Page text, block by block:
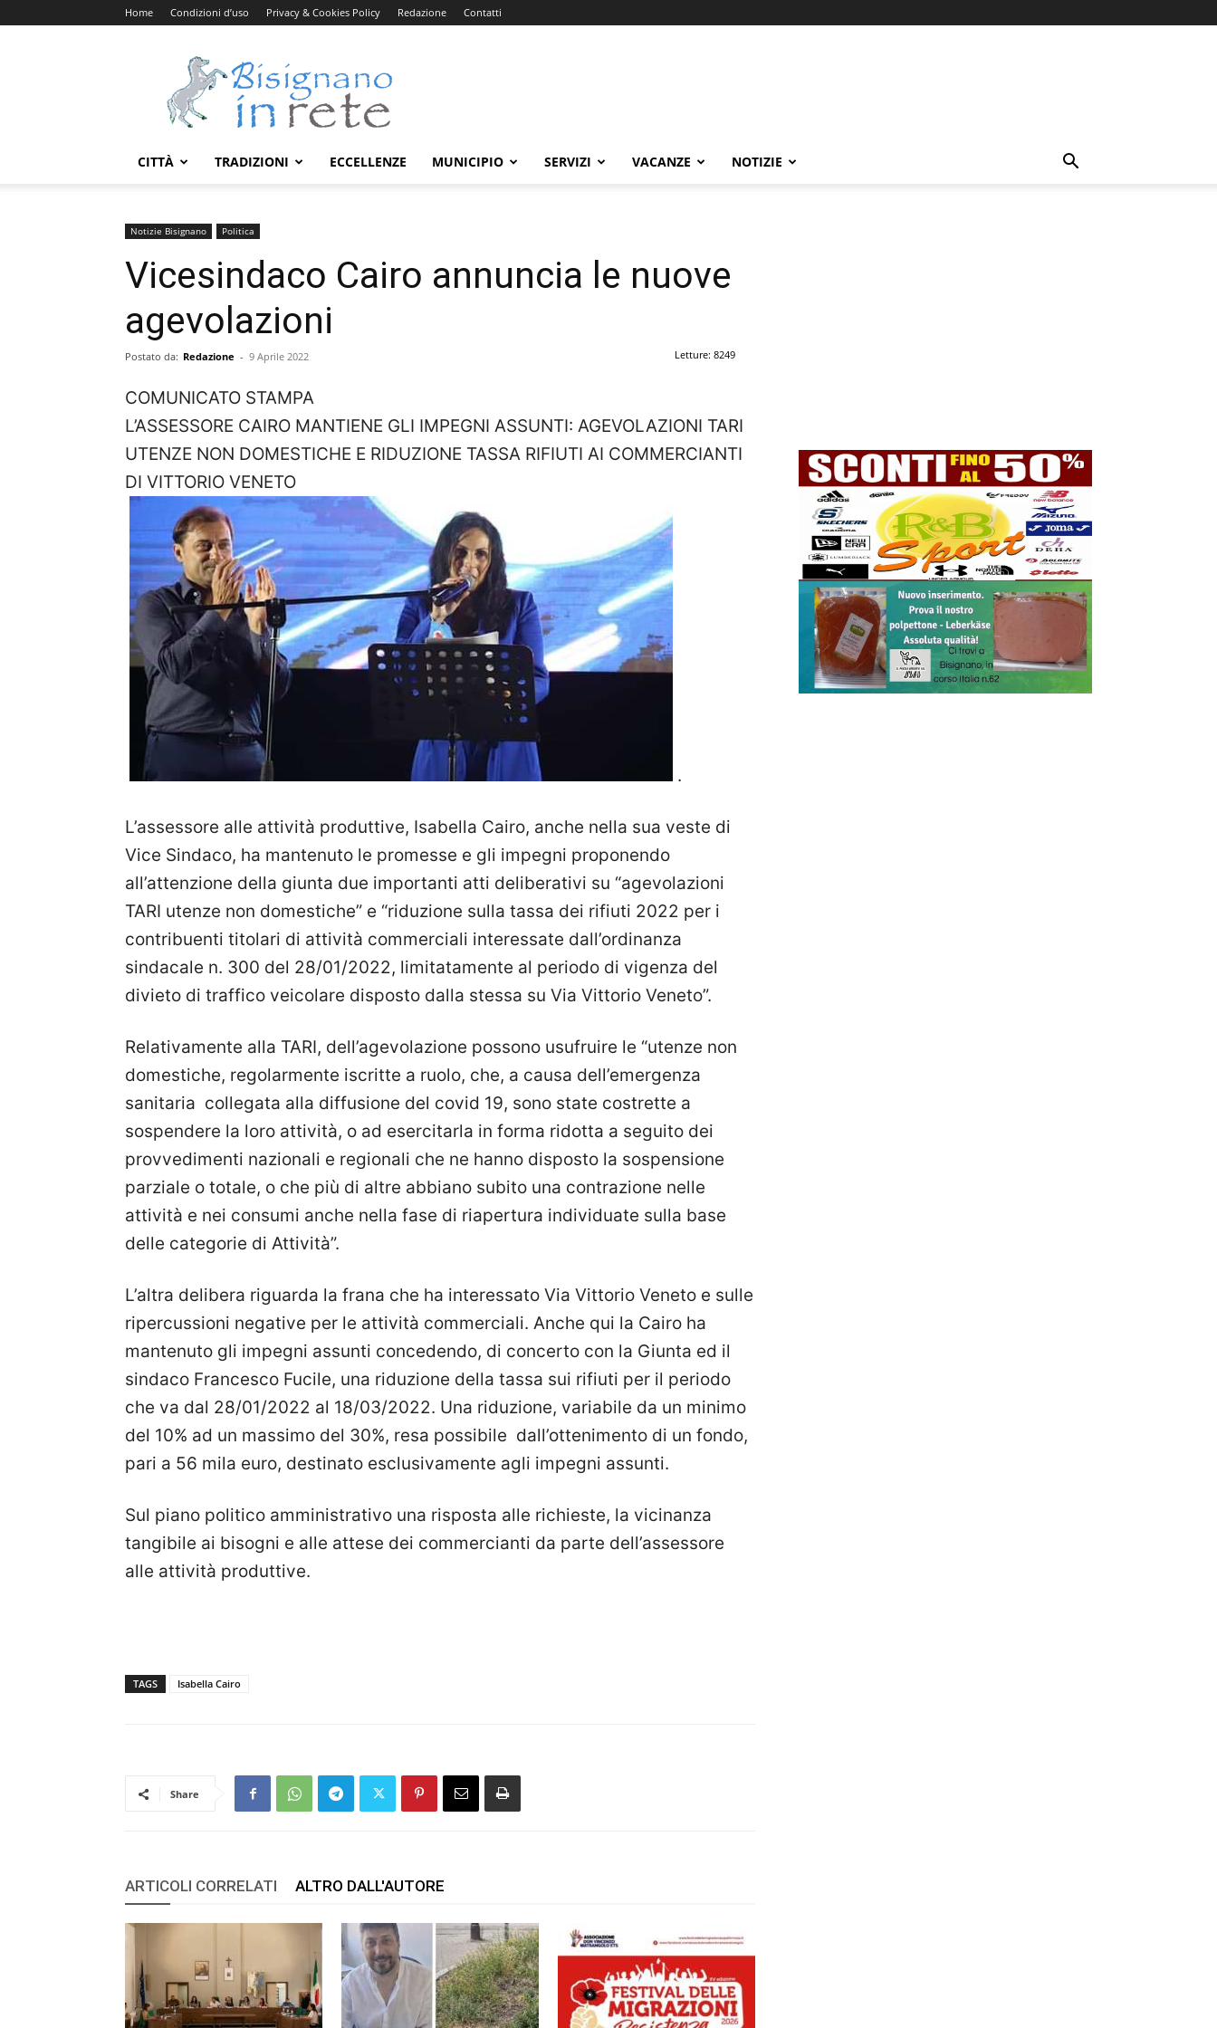
Home Condizioni d’uso Privacy & Cookies Policy Redazione Contatti
Bisignanoinrete.com
CITTÀ TRADIZIONI ECCELLENZE MUNICIPIO SERVIZI VACANZE NOTIZIE
Notizie Bisignano Politica
Vicesindaco Cairo annuncia le nuove
agevolazioni
Postato da: Redazione - 9 Aprile 2022 Letture: 8249
COMUNICATO STAMPA
L’ASSESSORE CAIRO MANTIENE GLI IMPEGNI ASSUNTI: AGEVOLAZIONI TARI
UTENZE NON DOMESTICHE E RIDUZIONE TASSA RIFIUTI AI COMMERCIANTI
DI VITTORIO VENETO
.
L’assessore alle attività produttive, Isabella Cairo, anche nella sua veste di
Vice Sindaco, ha mantenuto le promesse e gli impegni proponendo
all’attenzione della giunta due importanti atti deliberativi su “agevolazioni
TARI utenze non domestiche” e “riduzione sulla tassa dei rifiuti 2022 per i
contribuenti titolari di attività commerciali interessate dall’ordinanza
sindacale n. 300 del 28/01/2022, limitatamente al periodo di vigenza del
divieto di traffico veicolare disposto dalla stessa su Via Vittorio Veneto”.
Relativamente alla TARI, dell’agevolazione possono usufruire le “utenze non
domestiche, regolarmente iscritte a ruolo, che, a causa dell’emergenza
sanitaria collegata alla diffusione del covid 19, sono state costrette a
sospendere la loro attività, o ad esercitarla in forma ridotta a seguito dei
provvedimenti nazionali e regionali che ne hanno disposto la sospensione
parziale o totale, o che più di altre abbiano subito una contrazione nelle
attività e nei consumi anche nella fase di riapertura individuate sulla base
delle categorie di Attività”.
L’altra delibera riguarda la frana che ha interessato Via Vittorio Veneto e sulle
ripercussioni negative per le attività commerciali. Anche qui la Cairo ha
mantenuto gli impegni assunti concedendo, di concerto con la Giunta ed il
sindaco Francesco Fucile, una riduzione della tassa sui rifiuti per il periodo
che va dal 28/01/2022 al 18/03/2022. Una riduzione, variabile da un minimo
del 10% ad un massimo del 30%, resa possibile dall’ottenimento di un fondo,
pari a 56 mila euro, destinato esclusivamente agli impegni assunti.
Sul piano politico amministrativo una risposta alle richieste, la vicinanza
tangibile ai bisogni e alle attese dei commercianti da parte dell’assessore
alle attività produttive.
TAGS Isabella Cairo
Share
ARTICOLI CORRELATI ALTRO DALL'AUTORE